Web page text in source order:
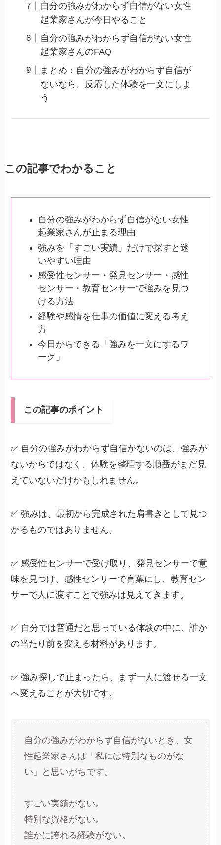
自分の強みがわからず自信がない女性
起業家さんが今日やること
自分の強みがわからず自信がない女性
起業家さんのFAQ
まとめ：自分の強みがわからず自信が
ないなら、反応した体験を一文にしよ
う
この記事でわかること
自分の強みがわからず自信がない女性
起業家さんが止まる理由
強みを「すごい実績」だけで探すと迷
いやすい理由
感受性センサー・発見センサー・感性
センサー・教育センサーで強みを見つ
ける方法
経験や感情を仕事の価値に変える考え
方
今日からできる「強みを一文にするワ
ーク」
この記事のポイント
✅ 自分の強みがわからず自信がないのは、強みが
ないからではなく、体験を整理する順番がまだ見
えていないだけかもしれません。
✅ 強みは、最初から完成された肩書きとして見つ
かるものではありません。
✅ 感受性センサーで受け取り、発見センサーで意
味を見つけ、感性センサーで言葉にし、教育セン
サーで人に渡すことで強みは見えてきます。
✅ 自分では普通だと思っている体験の中に、誰か
の当たり前を変える材料があります。
✅ 強み探しで止まったら、まず一人に渡せる一文
へ変えることが大切です。
自分の強みがわからず自信がないとき、女
性起業家さんは「私には特別なものがな
い」と思いがちです。
すごい実績がない。
特別な資格がない。
誰かに誇れる経験がない。